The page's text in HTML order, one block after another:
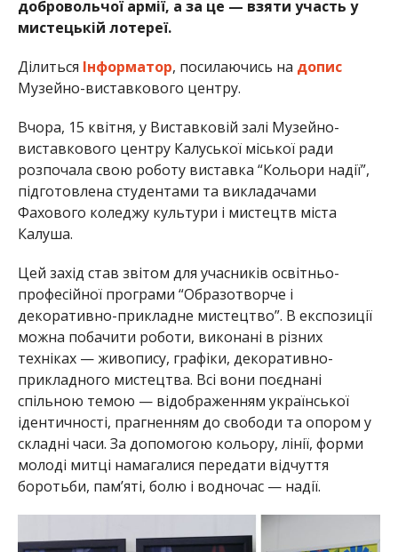
добровольчої армії, а за це — взяти участь у
мистецькій лотереї.
Ділиться Інформатор, посилаючись на допис
Музейно-виставкового центру.
Вчора, 15 квітня, у Виставковій залі Музейно-
виставкового центру Калуської міської ради
розпочала свою роботу виставка “Кольори надії”,
підготовлена студентами та викладачами
Фахового коледжу культури і мистецтв міста
Калуша.
Цей захід став звітом для учасників освітньо-
професійної програми “Образотворче і
декоративно-прикладне мистецтво”. В експозиції
можна побачити роботи, виконані в різних
техніках — живопису, графіки, декоративно-
прикладного мистецтва. Всі вони поєднані
спільною темою — відображенням української
ідентичності, прагненням до свободи та опором у
складні часи. За допомогою кольору, лінії, форми
молоді митці намагалися передати відчуття
боротьби, пам’яті, болю і водночас — надії.